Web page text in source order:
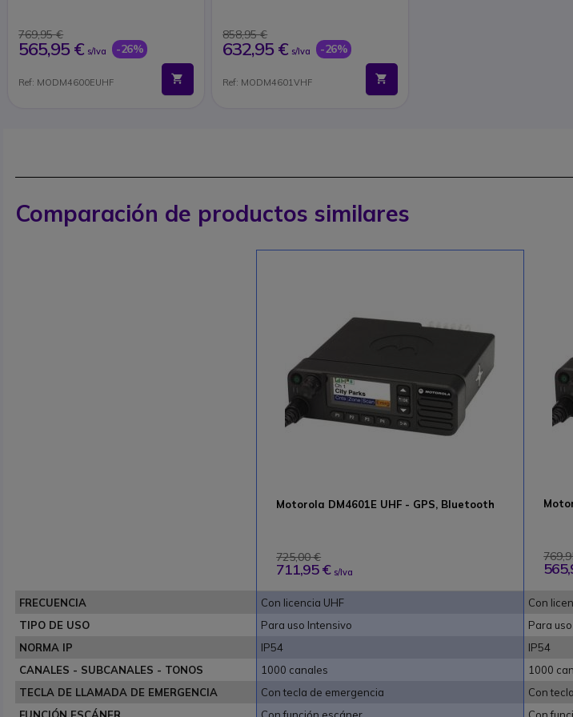
769,95 €
565,95 € s/Iva -26%
Ref: MODM4600EUHF
858,95 €
632,95 € s/Iva -26%
Ref: MODM4601VHF
Comparación de productos similares
Motorola DM4601E UHF - GPS, Bluetooth
725,00 €
711,95 € s/Iva
FRECUENCIA Con licencia UHF Con
TIPO DE USO
Para uso Intensivo Para
NORMA IP
IP54 IP54
CANALES - SUBCANALES - TONOS
1000 canales 1000
TECLA DE LLAMADA DE EMERGENCIA
Con tecla de emergencia Con